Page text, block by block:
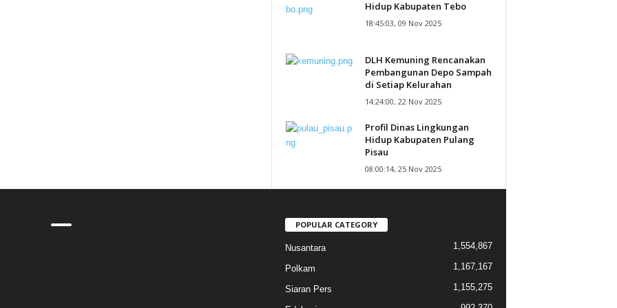
Hidup Kabupaten Tebo
18:45:03, 09 Nov 2025
DLH Kemuning Rencanakan
Pembangunan Depo Sampah
di Setiap Kelurahan
14:24:00, 22 Nov 2025
Profil Dinas Lingkungan
Hidup Kabupaten Pulang
Pisau
08:00:14, 25 Nov 2025
POPULAR CATEGORY
Nusantara 1,554,867
Polkam 1,167,167
Siaran Pers 1,155,275